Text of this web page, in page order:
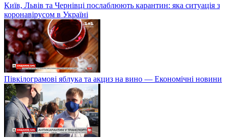
Київ, Львів та Чернівці послаблюють карантин: яка ситуація з
коронавірусом в Україні
Півкілограмові яблука та акциз на вино — Економічні новини